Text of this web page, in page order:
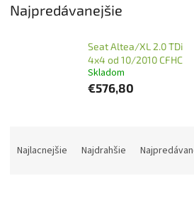
Najpredávanejšie
Seat Altea/XL 2.0 TDi
4x4 od 10/2010 CFHC
Skladom
€576,80
Najlacnejšie Najdrahšie